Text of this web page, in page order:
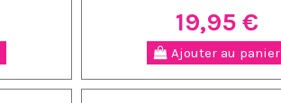
19,95 €
Ajouter au panier